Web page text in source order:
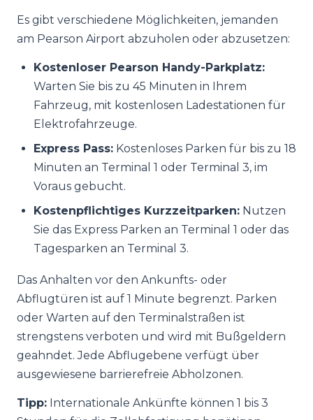
Es gibt verschiedene Möglichkeiten, jemanden
am Pearson Airport abzuholen oder abzusetzen:
Kostenloser Pearson Handy-Parkplatz:
Warten Sie bis zu 45 Minuten in Ihrem
Fahrzeug, mit kostenlosen Ladestationen für
Elektrofahrzeuge.
Express Pass: Kostenloses Parken für bis zu 18
Minuten an Terminal 1 oder Terminal 3, im
Voraus gebucht.
Kostenpflichtiges Kurzzeitparken: Nutzen
Sie das Express Parken an Terminal 1 oder das
Tagesparken an Terminal 3.
Das Anhalten vor den Ankunfts- oder
Abflugtüren ist auf 1 Minute begrenzt. Parken
oder Warten auf den Terminalstraßen ist
strengstens verboten und wird mit Bußgeldern
geahndet. Jede Abflugebene verfügt über
ausgewiesene barrierefreie Abholzonen.
Tipp: Internationale Ankünfte können 1 bis 3